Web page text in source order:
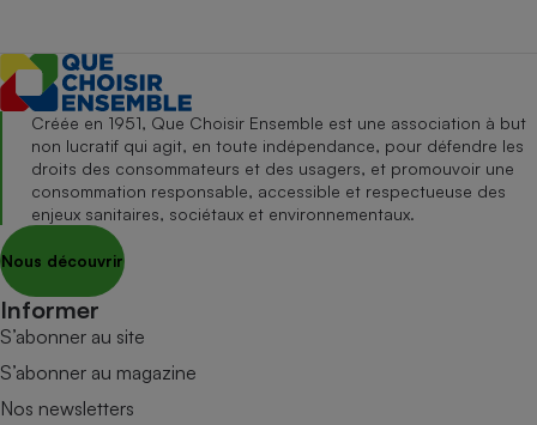
Créée en 1951, Que Choisir Ensemble est une association à but
non lucratif qui agit, en toute indépendance, pour défendre les
droits des consommateurs et des usagers, et promouvoir une
consommation responsable, accessible et respectueuse des
enjeux sanitaires, sociétaux et environnementaux.
Nous découvrir
Informer
S’abonner au site
S’abonner au magazine
Nos newsletters